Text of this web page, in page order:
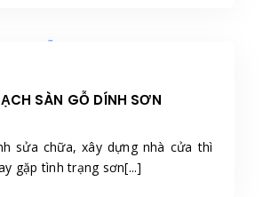
SÀN GỖ DÍNH SƠN
sửa chữa, xây dựng nhà cửa thì
gặp tình trạng sơn[...]